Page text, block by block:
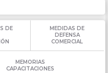
DE
MEDIDAS DE
DEFENSA
COMERCIAL
MEMORIAS
CAPACITACIONES